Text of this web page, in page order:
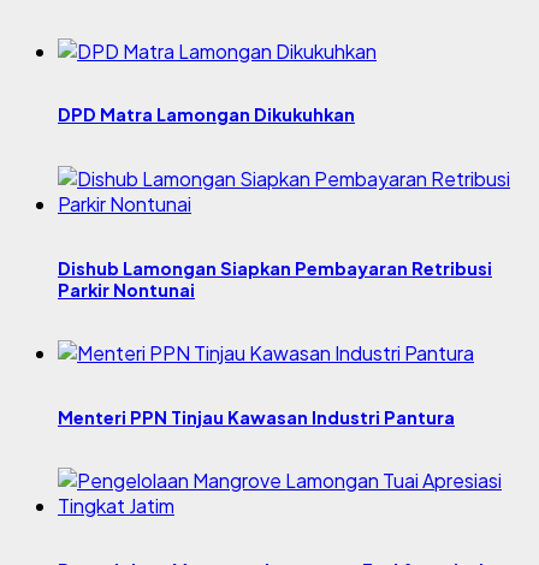
DPD Matra Lamongan Dikukuhkan
Dishub Lamongan Siapkan Pembayaran Retribusi
Parkir Nontunai
Menteri PPN Tinjau Kawasan Industri Pantura